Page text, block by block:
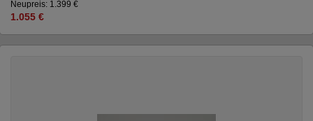
Neupreis: 1.399 €
1.055 €